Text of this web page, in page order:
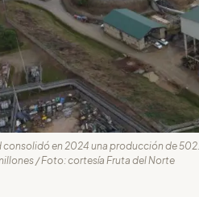
consolidó en 2024 una producción de
/ Foto: cortesía Fruta del Norte